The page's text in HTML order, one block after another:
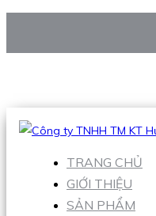
Hotline:0938 906 663
TRANG CHỦ
GIỚI THIỆU
SẢN PHẨM